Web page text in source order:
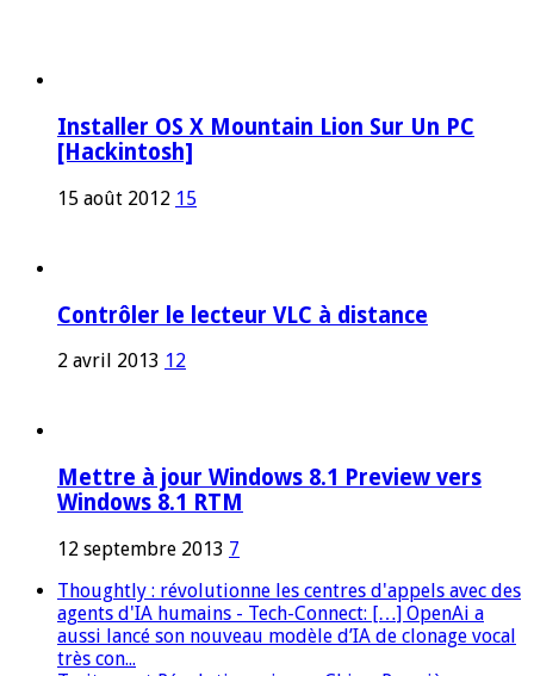
Installer OS X Mountain Lion Sur Un PC
[Hackintosh]
15 août 2012 15
Contrôler le lecteur VLC à distance
2 avril 2013 12
Mettre à jour Windows 8.1 Preview vers
Windows 8.1 RTM
12 septembre 2013 7
Thoughtly : révolutionne les centres d'appels avec des
agents d'IA humains - Tech-Connect: […] OpenAi a
aussi lancé son nouveau modèle d’IA de clonage vocal
très con...